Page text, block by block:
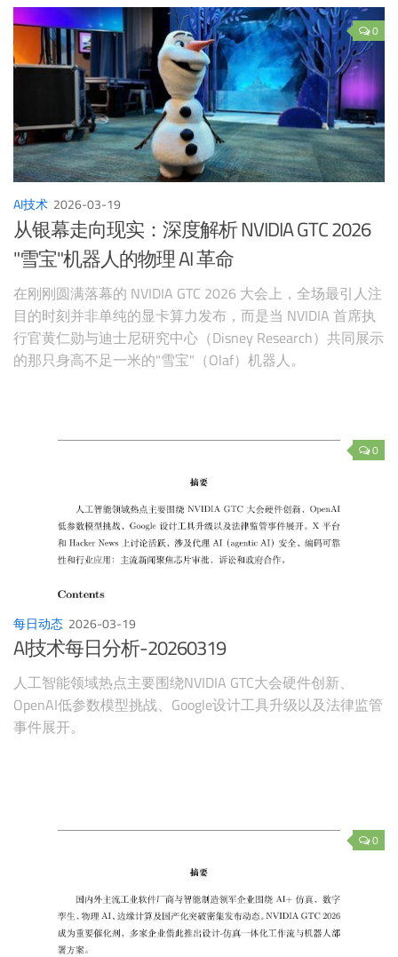
0
AI技术 2026-03-19
从银幕走向现实：深度解析 NVIDIA GTC 2026
"雪宝"机器人的物理 AI 革命
在刚刚圆满落幕的 NVIDIA GTC 2026 大会上，全场最引人注
目的时刻并非单纯的显卡算力发布，而是当 NVIDIA 首席执
行官黄仁勋与迪士尼研究中心（Disney Research）共同展示
的那只身高不足一米的"雪宝"（Olaf）机器人。
0
每日动态 2026-03-19
AI技术每日分析-20260319
人工智能领域热点主要围绕NVIDIA GTC大会硬件创新、
OpenAI低参数模型挑战、Google设计工具升级以及法律监管
事件展开。
0